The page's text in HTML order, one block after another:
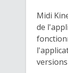
Midi
de
versions